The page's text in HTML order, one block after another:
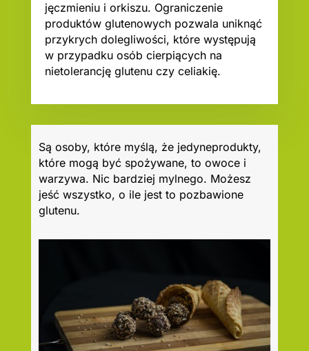
jęczmieniu i orkiszu. Ograniczenie
produktów glutenowych pozwala uniknąć
przykrych dolegliwości, które występują
w przypadku osób cierpiących na
nietolerancję glutenu czy celiakię.
Są osoby, które myślą, że jedyneprodukty,
które mogą być spożywane, to owoce i
warzywa. Nic bardziej mylnego. Możesz
jeść wszystko, o ile jest to pozbawione
glutenu.